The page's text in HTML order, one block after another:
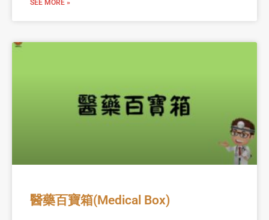
SEE MORE »
醫藥百寶箱(Medical Box)